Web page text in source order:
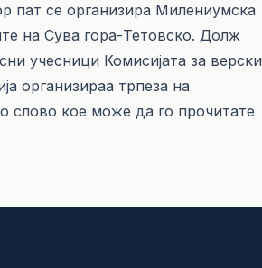
пат се организира Милениумска
на Сува гора-Тетовско. Долж
учесници Комисијата за верски
организираа трпеза на
слово кое може да го прочитате